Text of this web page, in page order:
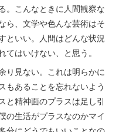
。こんなときに人間観察な
ら、文学や色んな芸術はそ
といい。人間はどんな状況
はいけない、と思う。
り見ない。これは明らかに
もあることを忘れないよう
と精神面のプラスは足し引
の生活がプラスなのかマイ